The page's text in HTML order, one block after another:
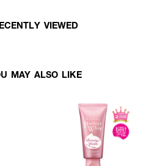
VIEWED
MAY ALSO LIKE